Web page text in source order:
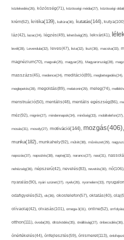
közlekedés(26), közösség(71), közösségi média(27), közösségi
krém(62), kritika(139), kultúra(36), kutatás(144),
láz(42), lazac(24), légzés(49), lehetőség(25), lekvár(41),
levél(28), Levendula(32), leves(47), lista(32), liszt(36), macska(33),
magnézium(70), magvak(25), magyar(25), Magyarország(28),
masszázs(45), medence(24), meditáció(89), megbetegedés(24),
meglepetés(28), megoldás(89), melatonin(29), meleg(74),
menstruáció(50), mentális(48), mentális egészség(86),
méz(92), migrén(27), mindennapok(34), minőség(33), mobiltelefon(27),
mosás(31), mosoly(27), motiváció(144), mozgás(406),
munka(182), munkahely(92), műtét(38), művészet(29),
napozás(37), napsütés(38), naptej(32), narancs(27), nasi(31),
nehézség(36), népszerű(42), nevelés(83), nevetés(30), nő(106),
nyaralás(90), nyári szünet(27), nyelv(26), nyomelem(33),
odafigyelés(52), ok(36), okostelefon(57), oktatás(40),
olívaolaj(42), olvasás(101), omega-3(31), online(52),
otthon(111), óvoda(26), öltözködés(35), önállóság(27), önbecsülés(36),
önértékelés(44), önfejlesztés(59), önismeret(113),